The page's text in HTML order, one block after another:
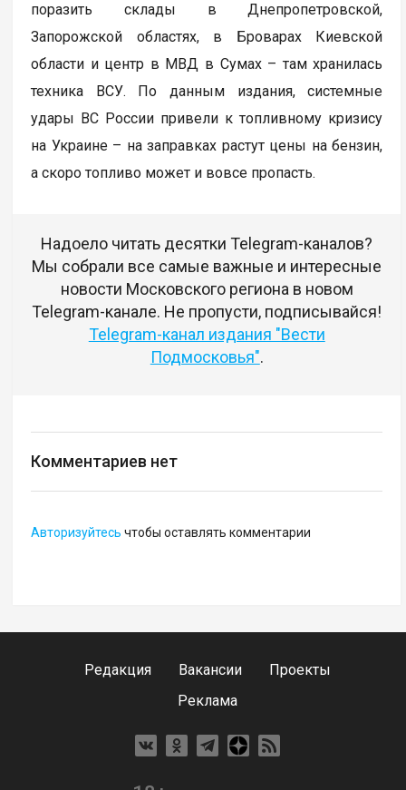
поразить склады в Днепропетровской,
Запорожской областях, в Броварах Киевской
области и центр в МВД в Сумах – там хранилась
техника ВСУ. По данным издания, системные
удары ВС России привели к топливному кризису
на Украине – на заправках растут цены на бензин,
а скоро топливо может и вовсе пропасть.
Надоело читать десятки Telegram-каналов?
Мы собрали все самые важные и интересные
новости Московского региона в новом
Telegram-канале. Не пропусти, подписывайся!
Telegram-канал издания "Вести
Подмосковья".
Комментариев нет
Авторизуйтесь чтобы оставлять комментарии
Редакция Вакансии
Проекты
Реклама